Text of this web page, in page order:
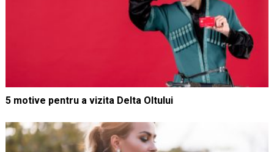
5 motive pentru a vizita Delta Oltului